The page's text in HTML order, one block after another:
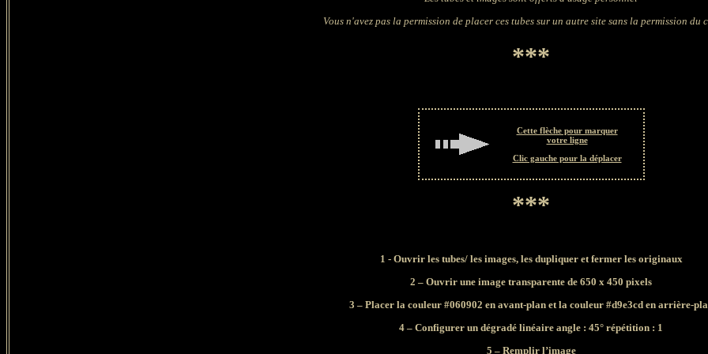
Vous n'avez pas la permission de placer ces tubes sur un autre site sans la permission du
***
Cette flèche pour marquer
votre ligne
Clic gauche pour la déplacer
***
1 - Ouvrir les tubes/ les images, les dupliquer et fermer les originaux
2 – Ouvrir une image transparente de 650 x 450 pixels
3 – Placer la couleur #060902 en avant-plan et la couleur #d9e3cd en arrière-
4 – Configurer un dégradé linéaire angle : 45° répétition : 1
5 – Remplir l’image